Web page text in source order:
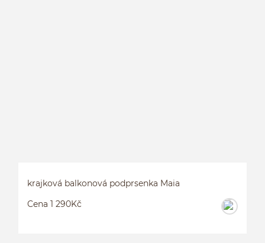
krajková balkonová podprsenka Maia
Cena 1 290Kč